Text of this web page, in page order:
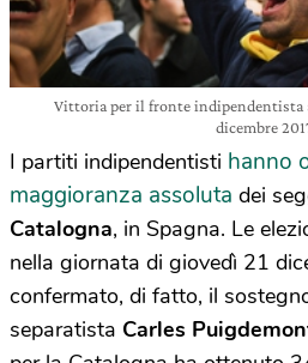
Vittoria per il fronte indipendentista
dicembre
I partiti indipendentisti hanno
maggioranza assoluta dei
Catalogna, in Spagna. Le
nella giornata di giovedì 21
confermato, di fatto, il
separatista Carles